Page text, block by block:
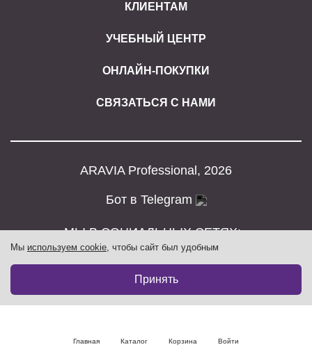
КЛИЕНТАМ
УЧЕБНЫЙ ЦЕНТР
ОНЛАЙН-ПОКУПКИ
СВЯЗАТЬСЯ С НАМИ
ARAVIA Professional, 2026
Бот в Telegram
МЫ В СОЦИАЛЬНЫХ СЕТЯХ:
Мы используем cookie, чтобы сайт был удобным
Принять
Главная Каталог Корзина Войти